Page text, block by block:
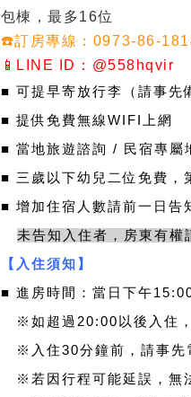
包棟，最多16位
☎️訂房專線：0973-86-
📱LINE ID：@558hqvir
■ 可提早寄放行李（請事先
■ 提供免費無線WIFI上網
■ 當地旅遊諮詢 / 民宿專屬
■ 三歲以下幼兒二位免費，
​■ 增加住宿人數請前一日告
未告知入住者，房東有權
【入住須知】
■ 進房時間：當日下午
※ 如超過20:00以後入住
※ 入住30分鐘前，請事先
※若因行程可能延誤，無